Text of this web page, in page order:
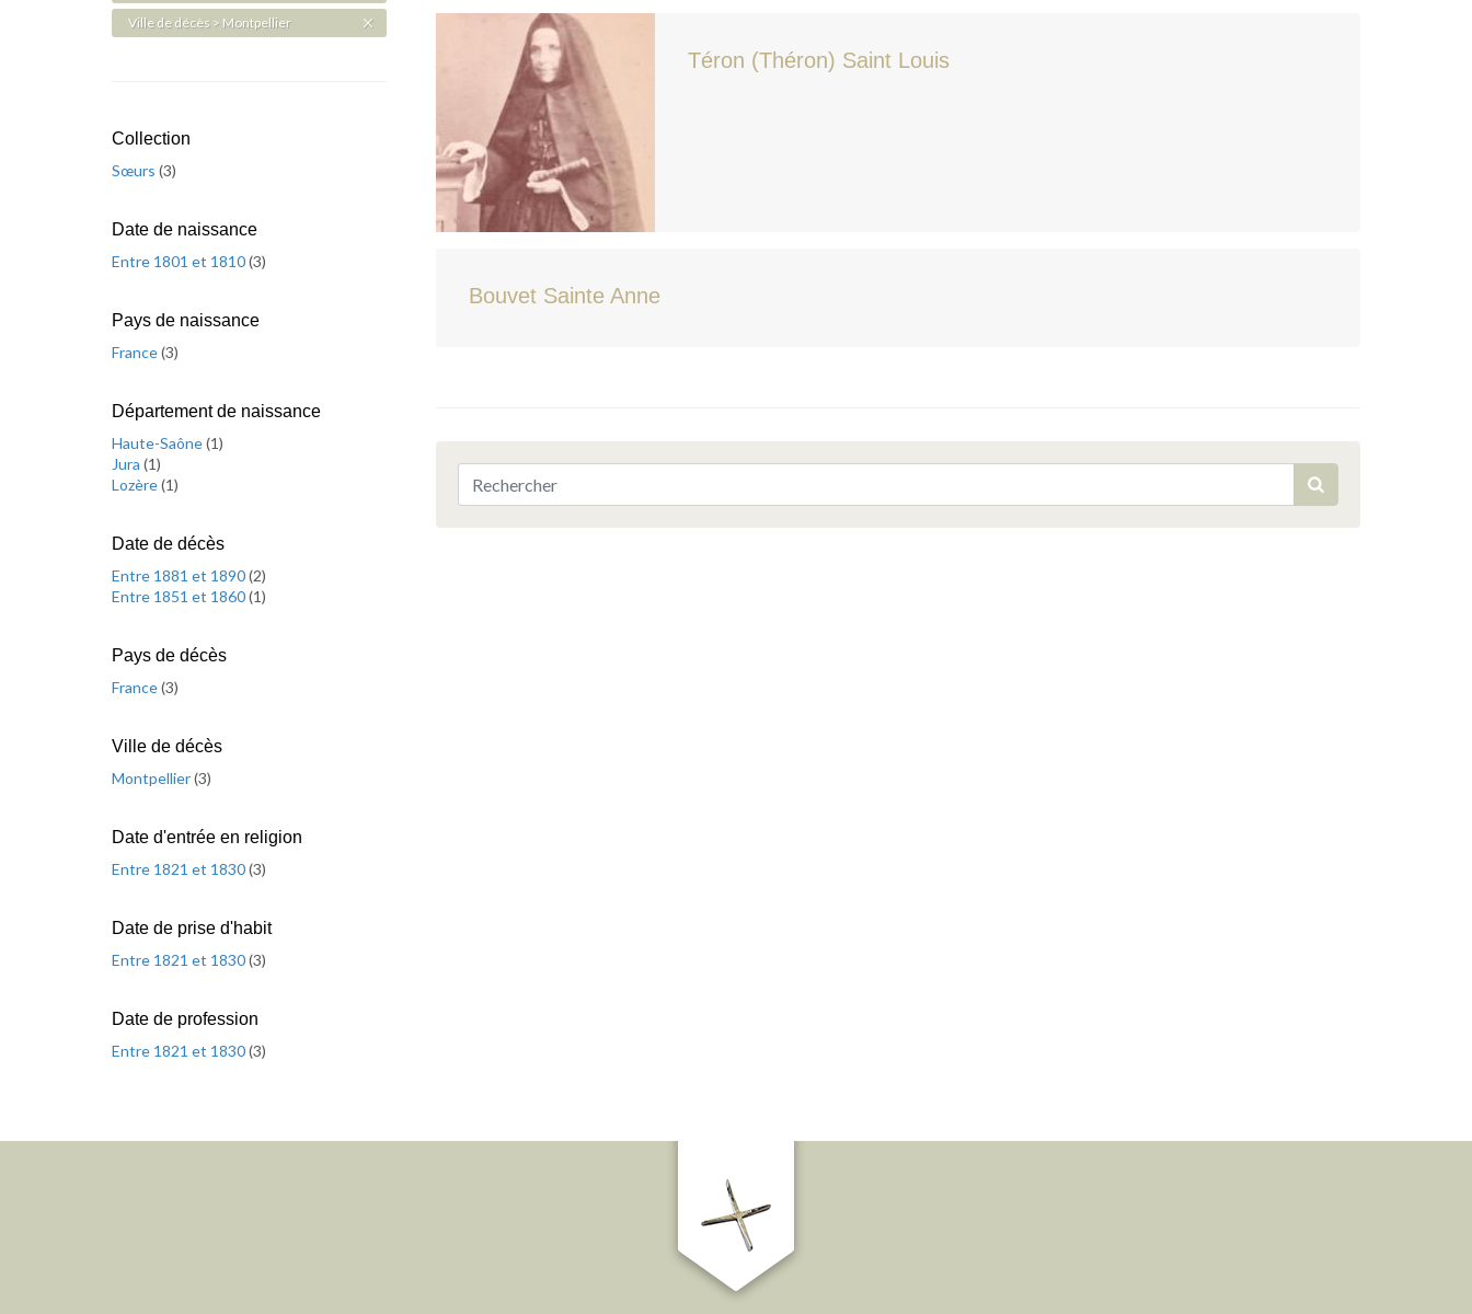
Téron (Théron) Saint Louis
Bouvet Sainte Anne
Ville de décès > Montpellier
Collection
Sœurs (3)
Date de naissance
Entre 1801 et 1810(3)
Pays de naissance
France(3)
Département de naissance
Haute-Saône(1)
Jura (1)
Lozère(1)
Date de décès
Entre 1881 et 1890(2)
Entre 1851 et 1860(1)
Pays de décès
France(3)
Ville de décès
Montpellier(3)
Date d'entrée en religion
Entre 1821 et 1830(3)
Date de prise d'habit
Entre 1821 et 1830(3)
Date de profession
Entre 1821 et 1830(3)